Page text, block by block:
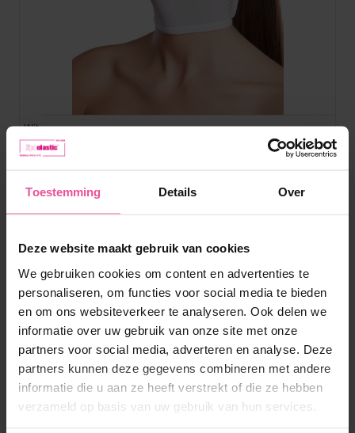
Toestemming Details Over
Deze website maakt gebruik van cookies
We gebruiken cookies om content en advertenties te
personaliseren, om functies voor social media te bieden
en om ons websiteverkeer te analyseren. Ook delen we
informatie over uw gebruik van onze site met onze
partners voor social media, adverteren en analyse. Deze
partners kunnen deze gegevens combineren met andere
informatie die u aan ze heeft verstrekt of die ze hebben
verzameld op basis van uw gebruik van hun services.
Wit
Op voorraad
70,90 €